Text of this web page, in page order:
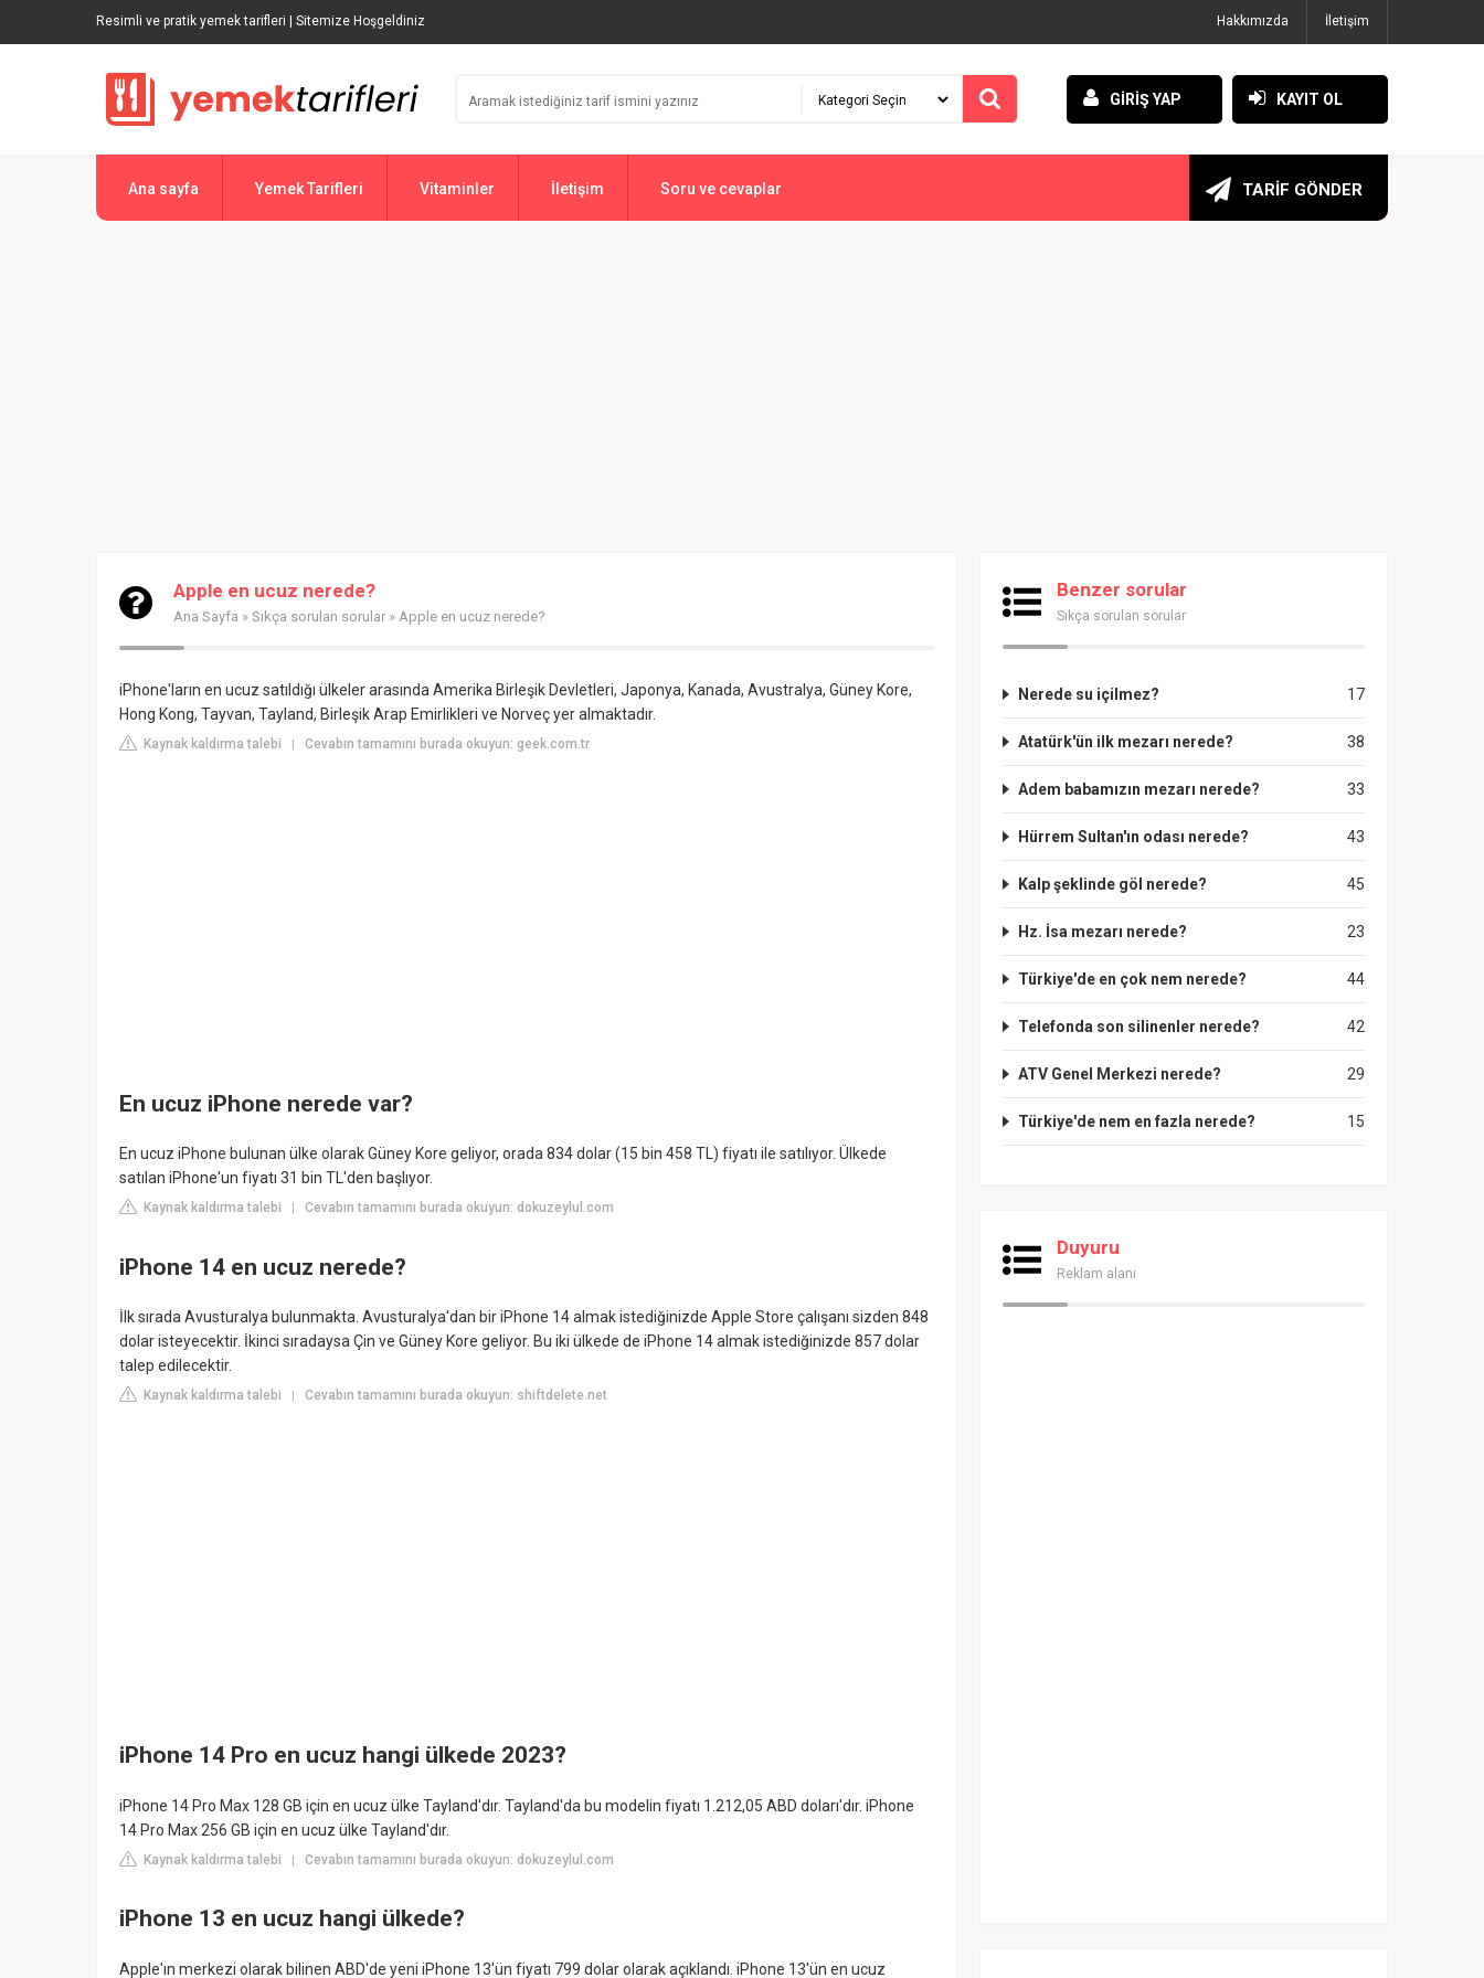
Resimli ve pratik yemek tarifleri | Sitemize Hoşgeldiniz Hakkımızda İletişim
GİRİŞ YAP KAYIT OL
Ana sayfa Yemek Tarifleri Vitaminler İletişim Soru ve cevaplar TARİF GÖNDER
Apple en ucuz nerede?
Ana Sayfa » Sıkça sorulan sorular » Apple en ucuz nerede?
iPhone'ların en ucuz satıldığı ülkeler arasında Amerika Birleşik Devletleri, Japonya, Kanada, Avustralya, Güney Kore,
Hong Kong, Tayvan, Tayland, Birleşik Arap Emirlikleri ve Norveç yer almaktadır.
Kaynak kaldırma talebi | Cevabın tamamını burada okuyun: geek.com.tr
En ucuz iPhone nerede var?
En ucuz iPhone bulunan ülke olarak Güney Kore geliyor, orada 834 dolar (15 bin 458 TL) fiyatı ile satılıyor. Ülkede
satılan iPhone'un fiyatı 31 bin TL'den başlıyor.
Kaynak kaldırma talebi Cevabın tamamını burada okuyun: dokuzeylul.com
iPhone 14 en ucuz nerede?
İlk sırada Avusturalya bulunmakta. Avusturalya'dan bir iPhone 14 almak istediğinizde Apple Store çalışanı sizden 848
dolar isteyecektir. İkinci sıradaysa Çin ve Güney Kore geliyor. Bu iki ülkede de iPhone 14 almak istediğinizde 857 dolar
talep edilecektir.
Kaynak kaldırma talebi Cevabın tamamını burada okuyun: shiftdelete.net
iPhone 14 Pro en ucuz hangi ülkede 2023?
iPhone 14 Pro Max 128 GB için en ucuz ülke Tayland'dır. Tayland'da bu modelin fiyatı 1.212,05 ABD doları'dır. iPhone
14 Pro Max 256 GB için en ucuz ülke Tayland'dır.
Kaynak kaldırma talebi | Cevabın tamamını burada okuyun: dokuzeylul.com
iPhone 13 en ucuz hangi ülkede?
Apple'ın merkezi olarak bilinen ABD'de yeni iPhone 13'ün fiyatı 799 dolar olarak açıklandı. iPhone 13'ün en ucuz
Benzer sorular
Sıkça sorulan sorular
17
Nerede su içilmez?
38
Atatürk'ün ilk mezarı nerede?
33
Adem babamızın mezarı nerede?
43
Hürrem Sultan'ın odası nerede?
45
Kalp şeklinde göl nerede?
23
Hz. İsa mezarı nerede?
44
Türkiye'de en çok nem nerede?
42
Telefonda son silinenler nerede?
29
ATV Genel Merkezi nerede?
15
Türkiye'de nem en fazla nerede?
Duyuru
Reklam alanı